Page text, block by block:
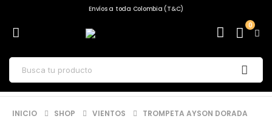
Envíos a toda Colombia (T&C)
0
INICIO SHOP VIENTOS TROMPETA AYSON DORADA